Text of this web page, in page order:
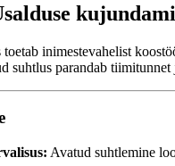
inimestevahelist
suhtlus parandab
Avatud suhtlemine